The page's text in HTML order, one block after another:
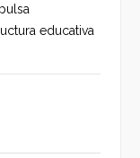
educativa